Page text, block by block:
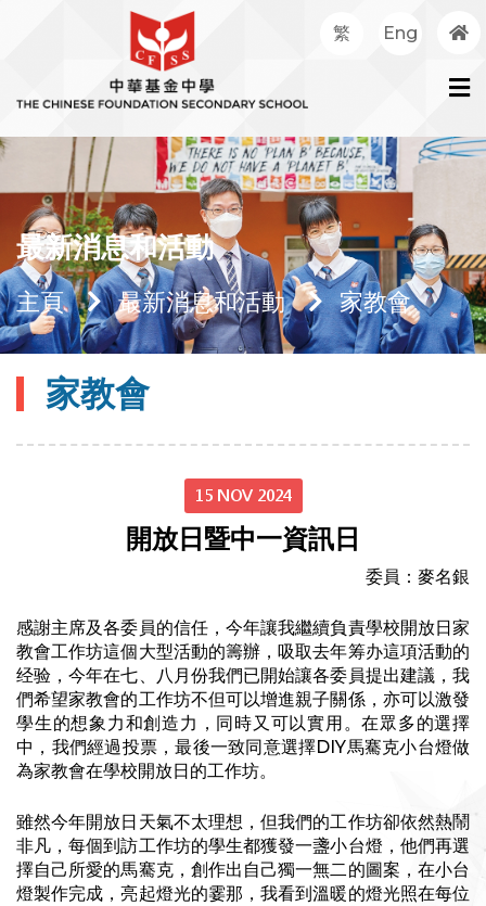
繁 Eng
最新消息和活動
主頁 最新消息和活動 家教會
家教會
15 NOV 2024
開放日暨中一資訊日
委員：麥名銀
感謝主席及各委員的信任，今年讓我繼續負責學校開放日家
教會工作坊這個大型活動的籌辦，吸取去年筹办這項活動的
经验，今年在七、八月份我們已開始讓各委員提出建議，我
們希望家教會的工作坊不但可以增進親子關係，亦可以激發
學生的想象力和創造力，同時又可以實用。在眾多的選擇
中，我們經過投票，最後一致同意選擇DIY馬騫克小台燈做
為家教會在學校開放日的工作坊。
雖然今年開放日天氣不太理想，但我們的工作坊卻依然熱鬧
非凡，每個到訪工作坊的學生都獲發一盞小台燈，他們再選
擇自己所愛的馬騫克，創作出自己獨一無二的圖案，在小台
燈製作完成，亮起燈光的霎那，我看到溫暖的燈光照在每位